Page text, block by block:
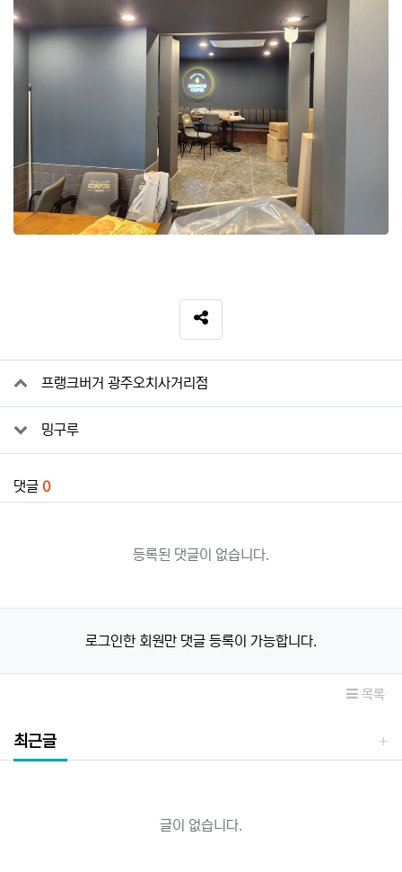
SNS 공유
관련자료프랭크버거 광주오치사거리점
밍구루
댓글 0
등록된 댓글이 없습니다.
로그인한 회원만 댓글 등록이 가능합니다.
목록
최근글
글이 없습니다.